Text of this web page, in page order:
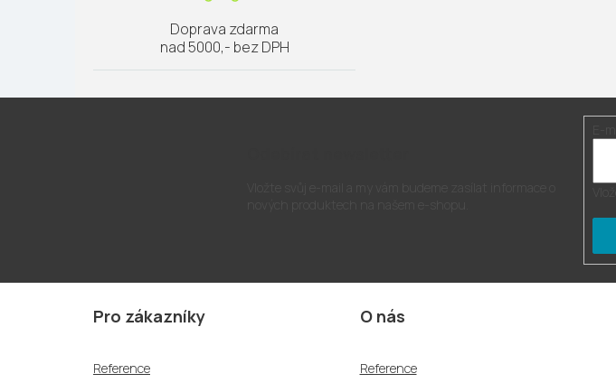
Doprava zdarma
nad 5000,- bez DPH
Z
Pro zákazníky
Reference
O nás
Reference